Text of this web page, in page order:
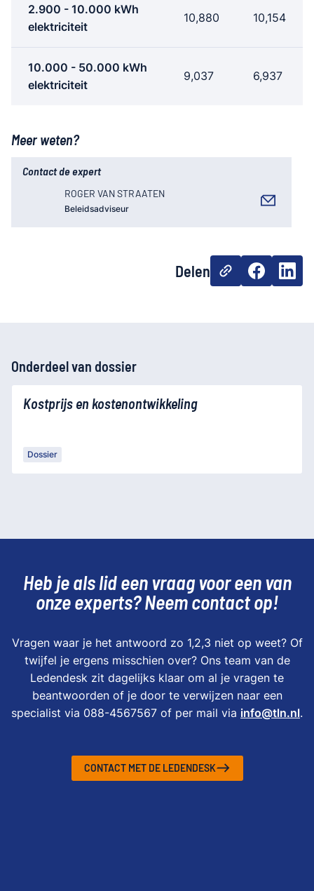
2.900 - 10.000 kWh
elektriciteit
10,880 10,154
10.000 - 50.000 kWh
elektriciteit
9,037 6,937
Meer weten?
Contact de expert
ROGER VAN STRAATEN
Beleidsadviseur
Delen
Onderdeel van dossier
Kostprijs en kostenontwikkeling
Dossier
Heb je als lid een vraag voor een van
onze experts? Neem contact op!
Vragen waar je het antwoord zo 1,2,3 niet op weet? Of
twijfel je ergens misschien over? Ons team van de
Ledendesk zit dagelijks klaar om al je vragen te
beantwoorden of je door te verwijzen naar een
specialist via 088-4567567 of per mail via info@tln.nl.
CONTACT MET DE LEDENDESK